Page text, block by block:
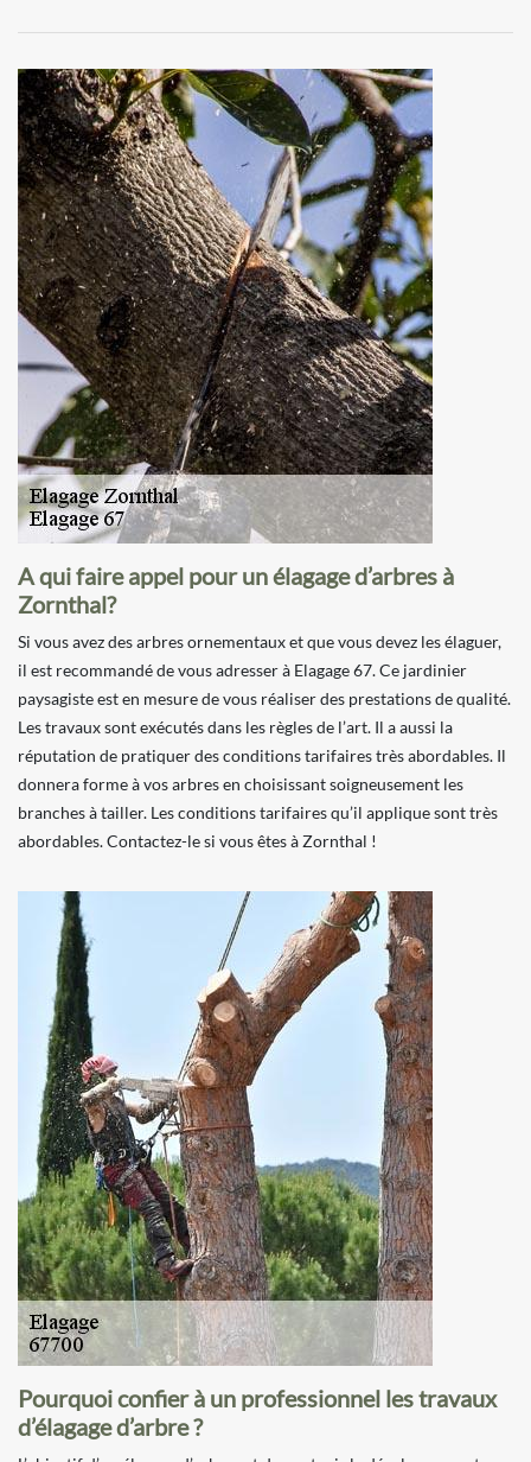
A qui faire appel pour un élagage d’arbres à
Zornthal?
Si vous avez des arbres ornementaux et que vous devez les élaguer,
il est recommandé de vous adresser à Elagage 67. Ce jardinier
paysagiste est en mesure de vous réaliser des prestations de qualité.
Les travaux sont exécutés dans les règles de l’art. Il a aussi la
réputation de pratiquer des conditions tarifaires très abordables. Il
donnera forme à vos arbres en choisissant soigneusement les
branches à tailler. Les conditions tarifaires qu’il applique sont très
abordables. Contactez-le si vous êtes à Zornthal !
Pourquoi confier à un professionnel les travaux
d’élagage d’arbre ?